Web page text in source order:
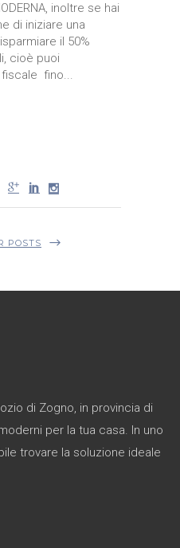
inoltre se hai
di iniziare una
il 50%
cioè puoi
fiscale fino
POSTS
di Zogno, in provincia di
per la tua casa. In uno
trovare la soluzione ideale